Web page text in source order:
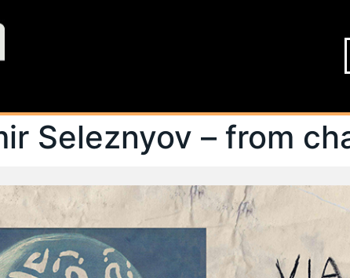
Seleznyov – from